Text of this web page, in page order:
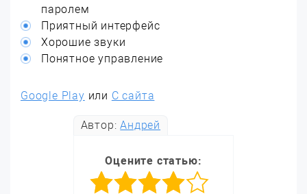
паролем
Приятный интерфейс
Хорошие звуки
Понятное управление
Google Play или С сайта
Автор:Андрей
Оцените статью: